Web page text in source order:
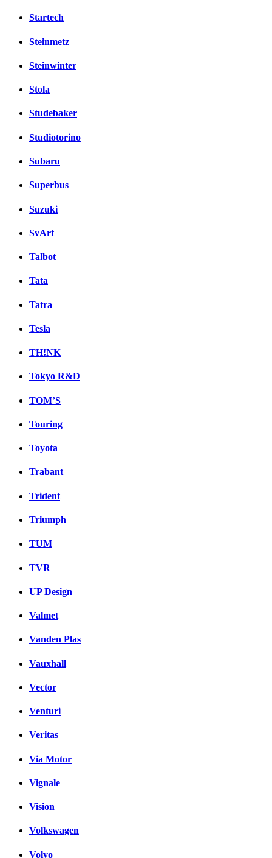
Startech
Steinmetz
Steinwinter
Stola
Studebaker
Studiotorino
Subaru
Superbus
Suzuki
SvArt
Talbot
Tata
Tatra
Tesla
TH!NK
Tokyo R&D
TOM’S
Touring
Toyota
Trabant
Trident
Triumph
TUM
TVR
UP Design
Valmet
Vanden Plas
Vauxhall
Vector
Venturi
Veritas
Via Motor
Vignale
Vision
Volkswagen
Volvo